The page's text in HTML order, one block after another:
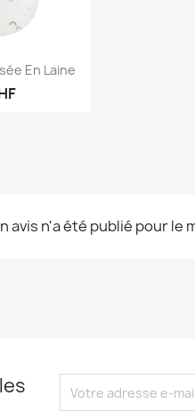
En Laine
avis n'a été publié pour le